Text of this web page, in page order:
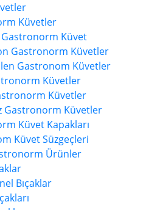
Küvetler
Küvet
Gastronorm Küvetler
Gastronom Küvetler
Küvetler
Küvetler
Gastronorm Küvetler
Küvet Kapakları
Küvet Süzgeçleri
Ürünler
Bıçaklar